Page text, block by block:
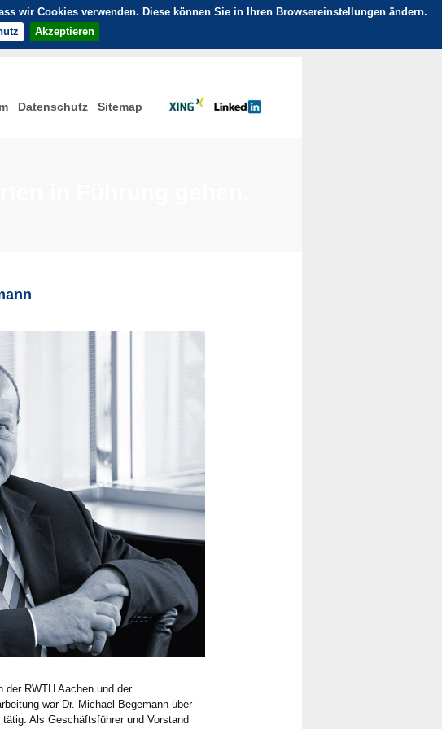
wir Cookies verwenden. Diese können Sie in Ihren Browsereinstellungen ändern.
Akzeptieren
Datenschutz Sitemap
der RWTH Aachen und der
war Dr. Michael Begemann über
Als Geschäftsführer und Vorstand